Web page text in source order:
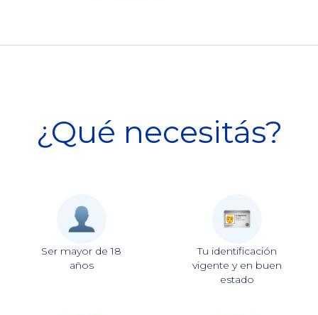
¿Qué necesitás?
Ser mayor de 18
años
Tu identificación
vigente y en buen
estado